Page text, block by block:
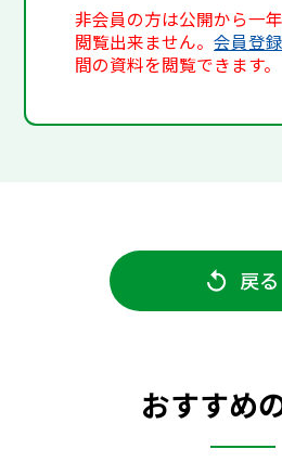
非会員の方は公開から一
閲覧出来ません。会員登録
間の資料を閲覧できます。
戻る
おすすめ